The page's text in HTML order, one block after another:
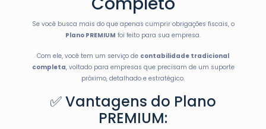
Se você busca mais do que apenas cumprir obrigações fiscais, o
Plano PREMIUM foi feito para sua empresa.
Com ele, você tem um serviço de contabilidade tradicional
completa, voltado para empresas que precisam de um suporte
próximo, detalhado e estratégico.
✅ Vantagens do Plano
PREMIUM: